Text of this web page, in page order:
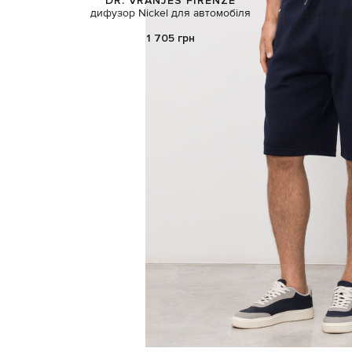
дифузор Nickel для автомобіля
1 705 грн
Білий